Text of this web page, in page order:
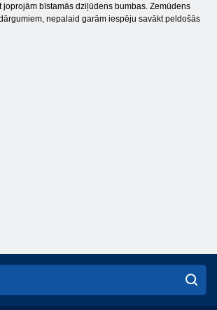
joprojām bīstamās dziļūdens bumbas. Zemūdens
nepalaid garām iespēju savākt peldošās